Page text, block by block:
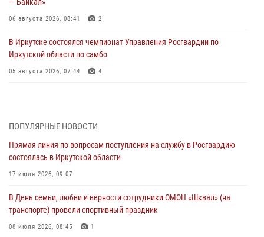
— Байкал»
06 августа 2026, 08:41 2
В Иркутске состоялся чемпионат Управления Росгвардии по
Иркутской области по самбо
05 августа 2026, 07:44 4
04 августа 2026, 07:14 3
Росгвардейцы потушили загоревшийся автомобиль в Иркутске
03 августа 2026, 04:55
Дню Воздушно-десантных войск в Иркутской области
03 августа 2026, 03:32
ПОПУЛЯРНЫЕ НОВОСТИ
Прямая линия по вопросам поступления на службу в Росгвардию
состоялась в Иркутской области
17 июля 2026, 09:07
В День семьи, любви и верности сотрудники ОМОН «Шквал» (на
транспорте) провели спортивный праздник
08 июля 2026, 08:45 1